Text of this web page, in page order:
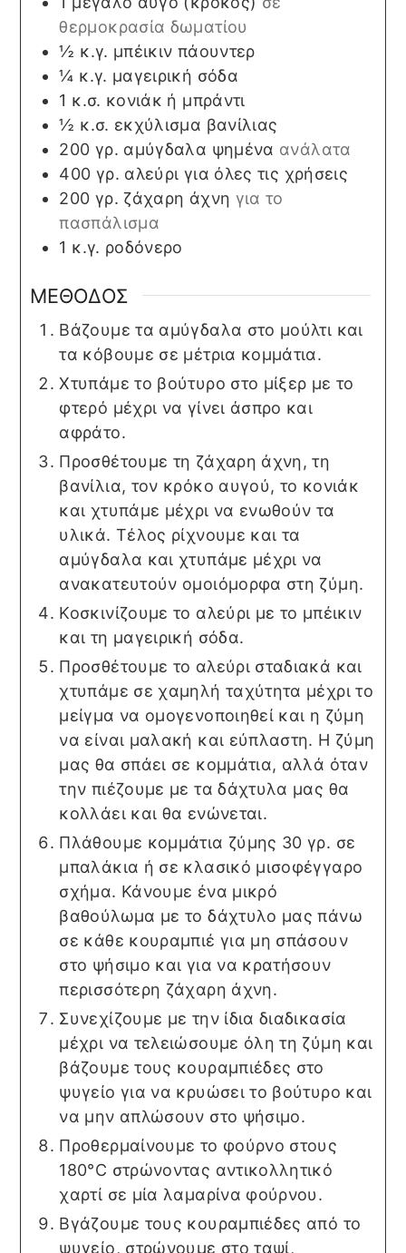
θερμοκρασία δωματίου
½ κ.γ. μπέικιν πάουντερ
¼ κ.γ. μαγειρική σόδα
1 κ.σ. κονιάκ ή μπράντι
½ κ.σ. εκχύλισμα βανίλιας
200 γρ. αμύγδαλα ψημένα ανάλατα
400 γρ. αλεύρι για όλες τις χρήσεις
200 γρ. ζάχαρη άχνη για το
πασπάλισμα
1 κ.γ. ροδόνερο
ΜΕΘΟΔΟΣ
Βάζουμε τα αμύγδαλα στο μούλτι και
τα κόβουμε σε μέτρια κομμάτια.
Χτυπάμε το βούτυρο στο μίξερ με το
φτερό μέχρι να γίνει άσπρο και
αφράτο.
Προσθέτουμε τη ζάχαρη άχνη, τη
βανίλια, τον κρόκο αυγού, το κονιάκ
και χτυπάμε μέχρι να ενωθούν τα
υλικά. Τέλος ρίχνουμε και τα
αμύγδαλα και χτυπάμε μέχρι να
ανακατευτούν ομοιόμορφα στη ζύμη.
Κοσκινίζουμε το αλεύρι με το μπέικιν
και τη μαγειρική σόδα.
Προσθέτουμε το αλεύρι σταδιακά και
χτυπάμε σε χαμηλή ταχύτητα μέχρι το
μείγμα να ομογενοποιηθεί και η ζύμη
να είναι μαλακή και εύπλαστη. Η ζύμη
μας θα σπάει σε κομμάτια, αλλά όταν
την πιέζουμε με τα δάχτυλα μας θα
κολλάει και θα ενώνεται.
Πλάθουμε κομμάτια ζύμης 30 γρ. σε
μπαλάκια ή σε κλασικό μισοφέγγαρο
σχήμα. Κάνουμε ένα μικρό
βαθούλωμα με το δάχτυλο μας πάνω
σε κάθε κουραμπιέ για μη σπάσουν
στο ψήσιμο και για να κρατήσουν
περισσότερη ζάχαρη άχνη.
Συνεχίζουμε με την ίδια διαδικασία
μέχρι να τελειώσουμε όλη τη ζύμη και
βάζουμε τους κουραμπιέδες στο
ψυγείο για να κρυώσει το βούτυρο και
να μην απλώσουν στο ψήσιμο.
Προθερμαίνουμε το φούρνο στους
180°C στρώνοντας αντικολλητικό
χαρτί σε μία λαμαρίνα φούρνου.
Βγάζουμε τους κουραμπιέδες από το
ψυγείο, στρώνουμε στο ταψί,